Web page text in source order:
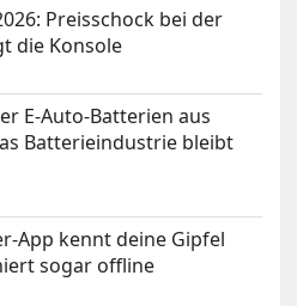
Preisschock bei der
die Konsole
E-Auto-Batterien aus
Batterieindustrie bleibt
App kennt deine Gipfel
sogar offline